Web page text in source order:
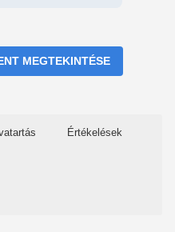
MEGTEKINTÉSE
Értékelések